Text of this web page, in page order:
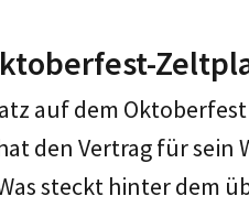
auf dem
den Vertrag für
steckt hinter dem